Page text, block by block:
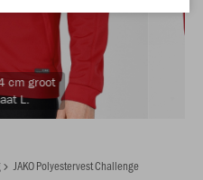
cm groot
L.
JAKO Polyestervest Challenge